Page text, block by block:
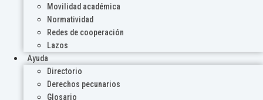
Movilidad académica
Normatividad
Redes de cooperación
Lazos
Ayuda
Directorio
Derechos pecunarios
Glosario